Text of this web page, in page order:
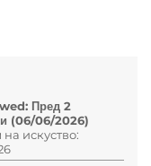
Пред 2
(06/06/2026)
на искуство: